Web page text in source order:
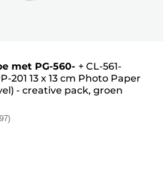
met PG-560- + CL-561-
201 13 x 13 cm Photo Paper
- creative pack, groen